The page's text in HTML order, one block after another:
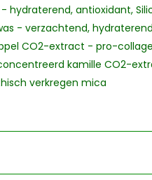
hydraterend, antioxidant,
- verzachtend,
CO2-extract - pro-
kamille CO2-
verkregen mica